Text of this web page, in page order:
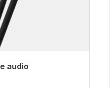
audioplazo de entrega